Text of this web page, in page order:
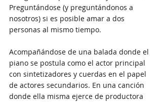
Preguntándose (y preguntándonos a
nosotros) si es posible amar a dos
personas al mismo tiempo.
Acompañándose de una balada donde el
piano se postula como el actor principal
con sintetizadores y cuerdas en el papel
de actores secundarios. En una canción
donde ella misma ejerce de productora